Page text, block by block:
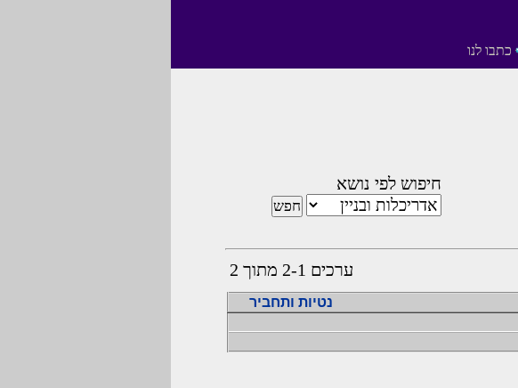
כתבו לנו
חיפוש לפי נושא
ערכים 2-1 מתוך 2
נטיות ותחביר